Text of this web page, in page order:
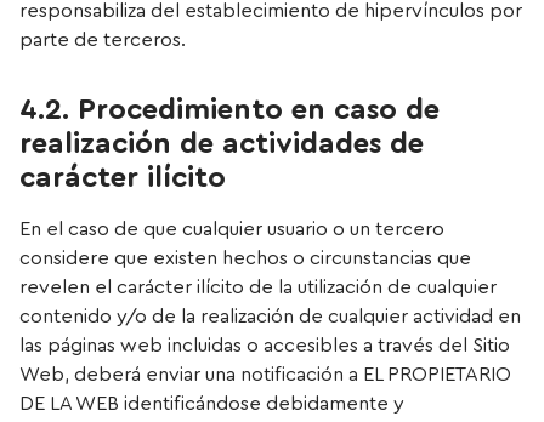
responsabiliza del establecimiento de hipervínculos por
parte de terceros.
4.2. Procedimiento en caso de
realización de actividades de
carácter ilícito
En el caso de que cualquier usuario o un tercero
considere que existen hechos o circunstancias que
revelen el carácter ilícito de la utilización de cualquier
contenido y/o de la realización de cualquier actividad en
las páginas web incluidas o accesibles a través del Sitio
Web, deberá enviar una notificación a EL PROPIETARIO
DE LA WEB identificándose debidamente y